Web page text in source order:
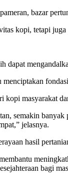
bazar
kopi, tetapi
kopi masyarakat
semakin
jelasnya.
hasil
bagi